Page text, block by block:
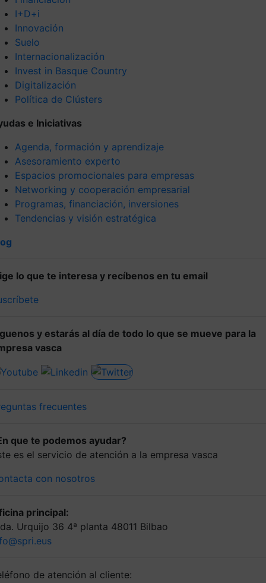
I+D+i
Innovación
Suelo
Internacionalización
Invest in Basque Country
Digitalización
Política de Clústers
e Iniciativas
Agenda, formación y aprendizaje
Asesoramiento experto
Espacios promocionales para empresas
Networking y cooperación empresarial
Programas, financiación, inversiones
Tendencias y visión estratégica
lo que te interesa y recíbenos en tu email
y estarás al día de todo lo que se mueve para la
vasca
frecuentes
que te podemos ayudar?
es el servicio de atención a la empresa vasca
con nosotros
principal:
Urquijo 36 4ª planta 48011 Bilbao
de atención al cliente: